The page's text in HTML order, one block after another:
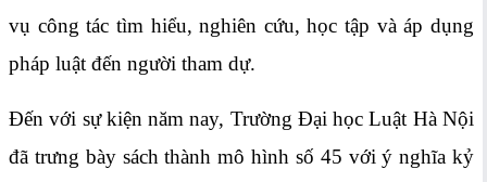
vụ công tác tìm hiểu, nghiên cứu, học tập và áp dụng
pháp luật đến người tham dự.
Đến với sự kiện năm nay, Trường Đại học Luật Hà Nội
đã trưng bày sách thành mô hình số 45 với ý nghĩa kỷ